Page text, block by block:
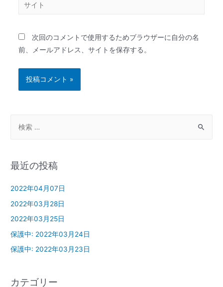
次回のコメントで使用するためブラウザーに自分の名
前、メールアドレス、サイトを保存する。
最近の投稿
2022年04月07日
2022年03月28日
2022年03月25日
保護中: 2022年03月24日
保護中: 2022年03月23日
カテゴリー